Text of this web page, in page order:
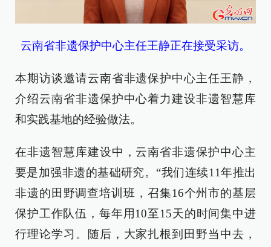
云南省非遗保护中心主任王静正在接受采访。
本期访谈邀请云南省非遗保护中心主任王静，
介绍云南省非遗保护中心着力建设非遗智慧库
和实践基地的经验做法。
在非遗智慧库建设中，云南省非遗保护中心主
要是加强非遗的基础研究。“我们连续11年推出
非遗的田野调查培训班，召集16个州市的基层
保护工作队伍，每年用10至15天的时间集中进
行理论学习。随后，大家扎根到田野当中去，